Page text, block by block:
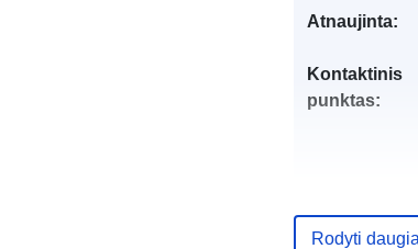
Atnaujinta:
Kontaktinis
punktas:
Rodyti